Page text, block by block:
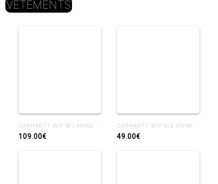
VÊTEMENTS
CARHARTT WIP W'LAVINE PANT BLUE HEAVY STONE WASH
109.00€
CARHARTT WIP S/S ANIMATED DUCKS T-SHIRT BLACK
49.00€